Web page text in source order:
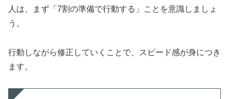
人は、まず「7割の準備で行動する」ことを意識しましょ
う。
行動しながら修正していくことで、スピード感が身につき
ます。